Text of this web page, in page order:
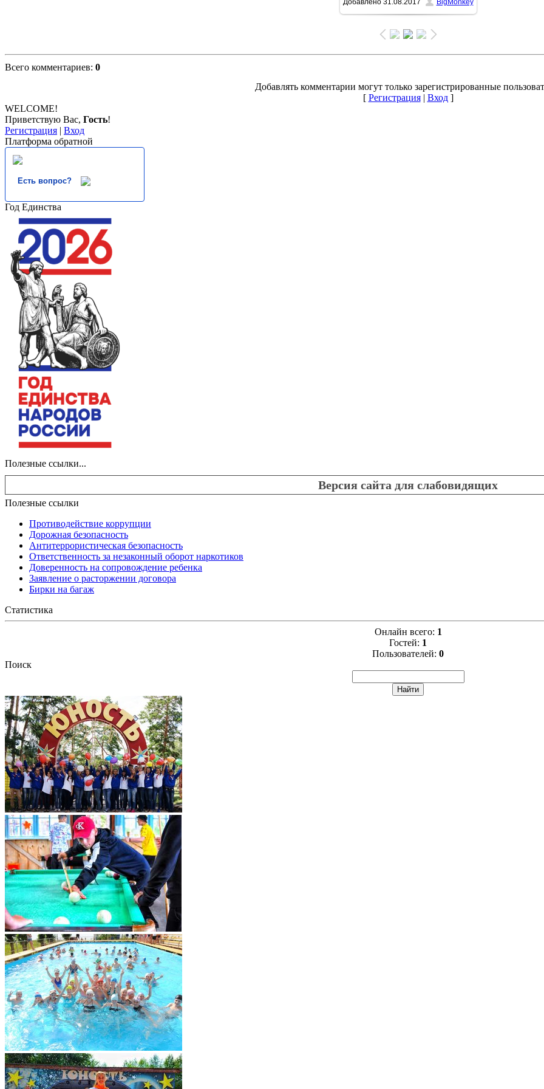
1004x1500/ 360.5Kb
Добавлено31.08.2017 BigMonkey
Всего комментариев: 0
Добавлять комментарии могут только зарегистрированные
[ Регистрация| Вход]
WELCOME!
Приветствую Вас, Гость!
Регистрация | Вход
Платформа обратной
Есть вопрос?
Год Единства
Полезные ссылки...
Версия сайта для слабовидящих
Полезные ссылки
Противодействие коррупции
Дорожная безопасность
Антитеррористическая безопасность
Ответственность за незаконный оборот наркотиков
Доверенность на сопровождение ребенка
Заявление о расторжении договора
Бирки на багаж
Статистика
Онлайн всего: 1
Гостей: 1
Пользователей: 0
Поиск